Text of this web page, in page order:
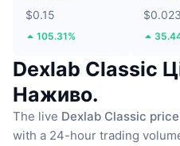
$0.15
105.31%
Dexlab Classic
Наживо.
The live Dexlab Classic
with a 24-hour trading